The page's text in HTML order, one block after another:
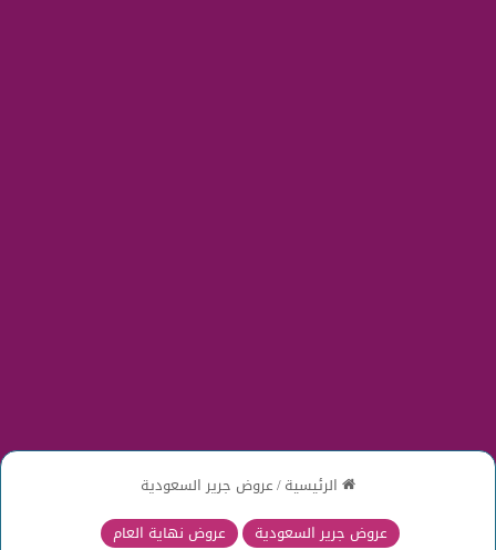
الرئيسية/عروض جرير السعودية
عروض جرير السعودية
عروض نهاية العام